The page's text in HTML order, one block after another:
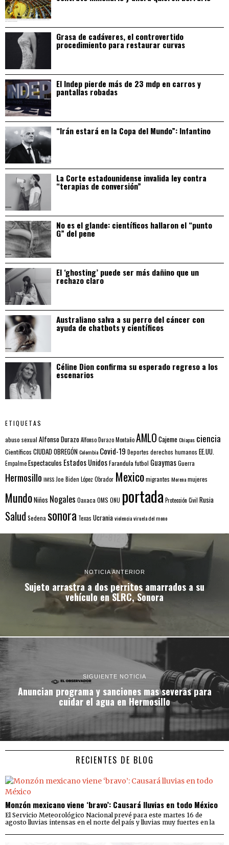
Grasa de cadáveres, el controvertido
procedimiento para restaurar curvas
El Indep pierde más de 23 mdp en carros y
pantallas robadas
“Irán estará en la Copa del Mundo”: Infantino
La Corte estadounidense invalida ley contra
“terapias de conversión”
No es el glande: científicos hallaron el “punto
G” del pene
El ‘ghosting’ puede ser más dañino que un
rechazo claro
Australiano salva a su perro del cáncer con
ayuda de chatbots y científicos
Céline Dion confirma su esperado regreso a los
escenarios
ETIQUETAS
abuso sexual Alfonso DurazoAlfonso Durazo MontañoAMLO CajemeChiapas ciencia
Científicos CIUDAD OBREGÓNColombia Covid-19 Deportes derechos humanos EE.UU.
EmpalmeEspectaculos Estados UnidosFarandula futbol GuaymasGuerra
Hermosillo IMSS Joe Biden López Obrador Mexicomigrantes Morenamujeres
MundoNiños Nogales Oaxaca OMS ONU portada Protección Civil Rusia
Salud Sedena sonora Texas Ucraniaviolenciaviruela del mono
NOTICIA ANTERIOR
Sujeto arrastra a dos perritos amarrados a su
vehículo en SLRC, Sonora
SIGUIENTE NOTICIA
Anuncian programa y sanciones mas severas para
cuidar el agua en Hermosillo
RECIENTES DE BLOG
Monzón mexicano viene ‘bravo’: Causará lluvias en todo México
El Servicio Meteorológico Nacional prevé para este martes 16 de
agosto lluvias intensas en el norte del país y lluvias muy fuertes en la